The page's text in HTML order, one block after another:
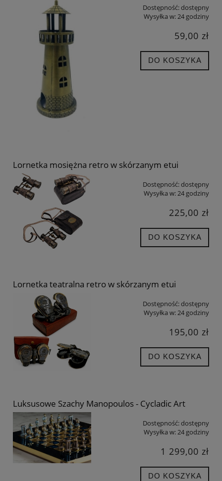
Dostępność:dostępny
Wysyłka w:24 godziny
59,00 zł
DO KOSZYKA
Lornetka mosiężna retro w skórzanym etui
Dostępność:dostępny
Wysyłka w:24 godziny
225,00 zł
DO KOSZYKA
Lornetka teatralna retro w skórzanym etui
Dostępność:dostępny
Wysyłka w:24 godziny
195,00 zł
DO KOSZYKA
Luksusowe Szachy Manopoulos - Cycladic Art
Dostępność:dostępny
Wysyłka w:24 godziny
1 299,00 zł
DO KOSZYKA